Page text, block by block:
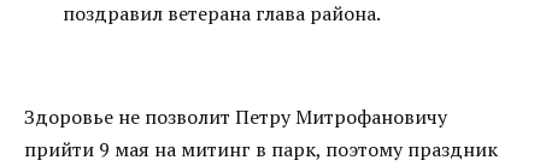
поздравил ветерана глава района.
Здоровье не позволит Петру Митрофановичу
прийти 9 мая на митинг в парк, поэтому праздник